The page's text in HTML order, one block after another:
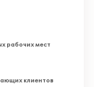
рабочих мест
клиентов